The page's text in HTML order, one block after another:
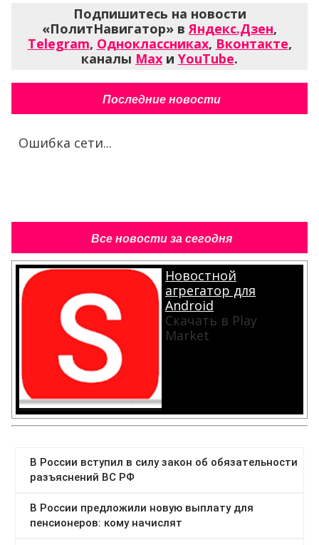
Подпишитесь на новости
«ПолитНавигатор» вЯндекс.Дзен,
Telegram, Одноклассниках, Вконтакте,
каналы Max и YouTube.
Последние новости
Ошибка сети...
Все новости за сегодня
Новостной
агрегатор для
Android
Скачать в Play
Market